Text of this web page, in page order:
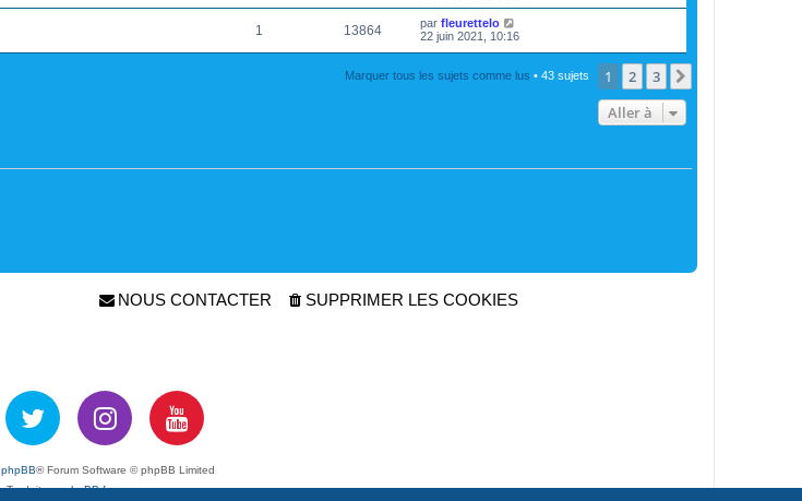
1 13864 par fleurettelo
22 juin 2021, 10:16
Marquer tous les sujets comme lus • 43 sujets 1 2 3
Aller à
SUPPRIMER LES COOKIES
NOUS CONTACTER
phpBB® Forum Software © phpBB Limited
Traduit parphpBB-fr.com